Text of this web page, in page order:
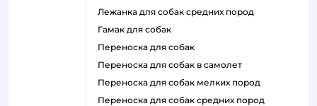
лежанка для собак средних пород
гамак для собак
переноска для собак
переноска для собак в самолет
переноска для собак мелких пород
переноска для собак средних пород